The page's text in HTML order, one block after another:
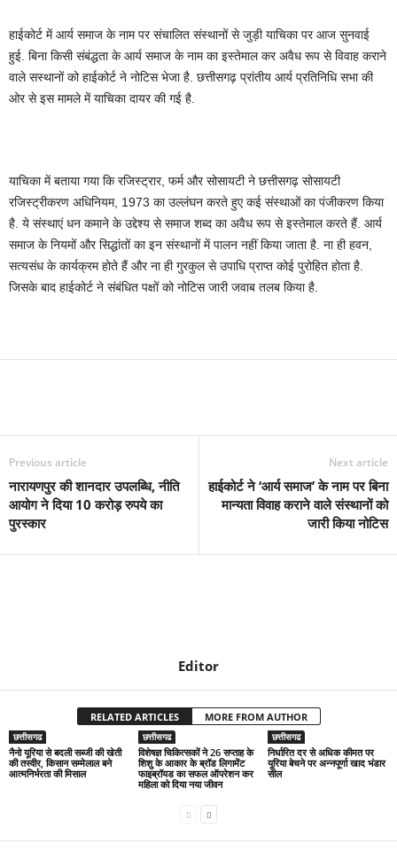
हाईकोर्ट में आर्य समाज के नाम पर संचालित संस्थानों से जुड़ी याचिका पर आज सुनवाई
हुई. बिना किसी संबंद्धता के आर्य समाज के नाम का इस्तेमाल कर अवैध रूप से विवाह कराने
वाले सस्थानों को हाईकोर्ट ने नोटिस भेजा है. छत्तीसगढ़ प्रांतीय आर्य प्रतिनिधि सभा की
ओर से इस मामले में याचिका दायर की गई है.
याचिका में बताया गया कि रजिस्ट्रार, फर्म और सोसायटी ने छत्तीसगढ़ सोसायटी
रजिस्ट्रीकरण अधिनियम, 1973 का उल्लंघन करते हुए कई संस्थाओं का पंजीकरण किया
है. ये संस्थाएं धन कमाने के उद्देश्य से समाज शब्द का अवैध रूप से इस्तेमाल करते हैं. आर्य
समाज के नियमों और सिद्धांतों का इन संस्थानों में पालन नहीं किया जाता है. ना ही हवन,
सत्यसंध के कार्यक्रम होते हैं और ना ही गुरकुल से उपाधि प्राप्त कोई पुरोहित होता है.
जिसके बाद हाईकोर्ट ने संबंधित पक्षों को नोटिस जारी जवाब तलब किया है.
Previous article
नारायणपुर की शानदार उपलब्धि, नीति
आयोग ने दिया 10 करोड़ रुपये का
पुरस्कार
Next article
हाईकोर्ट ने ‘आर्य समाज’ के नाम पर बिना
मान्यता विवाह कराने वाले संस्थानों को
जारी किया नोटिस
Editor
RELATED ARTICLES MORE FROM AUTHOR
छत्तीसगढ
नैनो यूरिया से बदली सब्जी की खेती
की तस्वीर, किसान सम्मेलाल बने
आत्मनिर्भरता की मिसाल
छत्तीसगढ
विशेषज्ञ चिकित्सकों ने 26 सप्ताह के
शिशु के आकार के ब्रॉड लिगामेंट
फाइब्रॉयड का सफल ऑपरेशन कर
महिला को दिया नया जीवन
छत्तीसगढ
निर्धारित दर से अधिक कीमत पर
यूरिया बेचने पर अन्नपूर्णा खाद भंडार
सील